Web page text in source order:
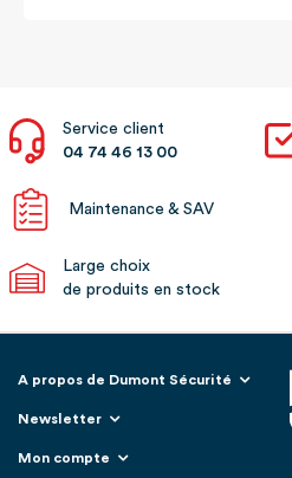
Service client
04 74 46 13 00
Maintenance & SAV
Large choix
de produits en stock
A propos de Dumont Sécurité
Newsletter
Mon compte